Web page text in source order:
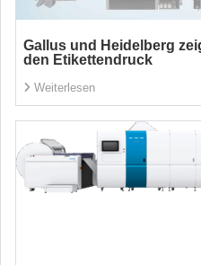
Gallus und Heidelberg
den Etikettendruck
Weiterlesen